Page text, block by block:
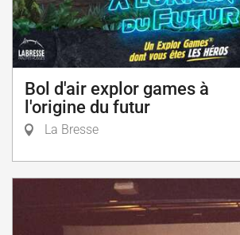
Bol d'air explor games à
l'origine du futur
La Bresse